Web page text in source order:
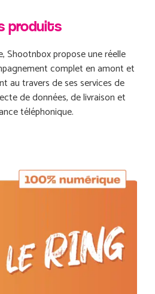
produits
Shootnbox propose une réelle
complet en amont et
au travers de ses services de
de données, de livraison et
téléphonique.